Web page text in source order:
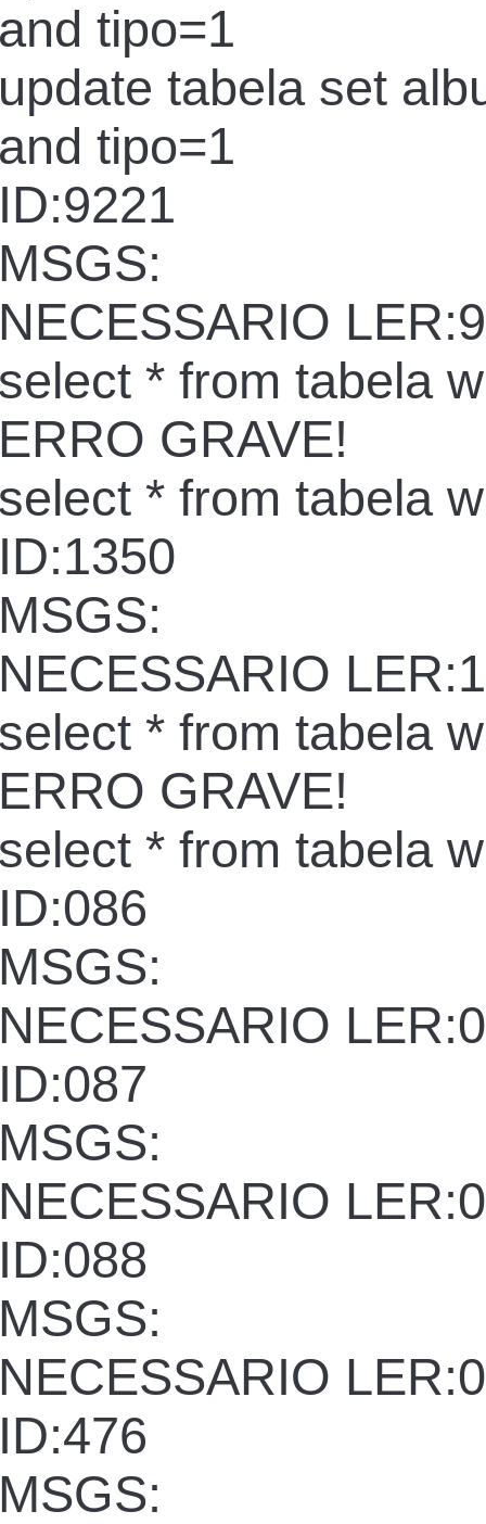
tipo=1
tabela set
tipo=1
* from tabela
GRAVE!
* from tabela
* from tabela
GRAVE!
* from tabela